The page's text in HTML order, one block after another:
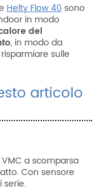
Helty Flow 40sono
in modo
del
, in modo da
sulle
articolo
a scomparsa
Con sensore
serie.